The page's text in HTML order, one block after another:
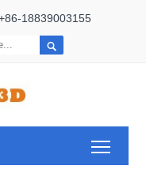
18839003155
